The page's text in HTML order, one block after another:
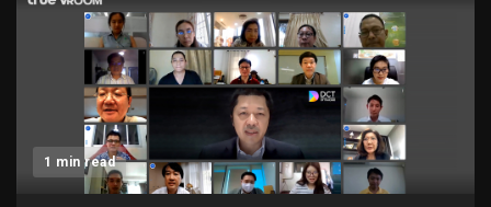
1 min read